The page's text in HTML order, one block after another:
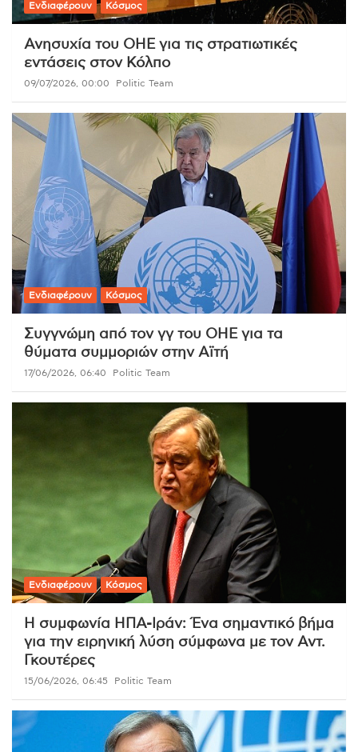
Ενδιαφέρουν Κόσμος
Ανησυχία του ΟΗΕ για τις στρατιωτικές
εντάσεις στον Κόλπο
09/07/2026, 00:00 Politic Team
Ενδιαφέρουν Κόσμος
Συγγνώμη από τον γγ του ΟΗΕ για τα
θύματα συμμοριών στην Αϊτή
17/06/2026, 06:40 Politic Team
Ενδιαφέρουν Κόσμος
Η συμφωνία ΗΠΑ-Ιράν: Ένα σημαντικό βήμα
για την ειρηνική λύση σύμφωνα με τον Αντ.
Γκουτέρες
15/06/2026, 06:45 Politic Team